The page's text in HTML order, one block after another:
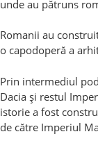
unde au pătruns
Romanii au
o capodoperă a
Prin intermediul
Dacia și restul
istorie a fost
de către Imperiul